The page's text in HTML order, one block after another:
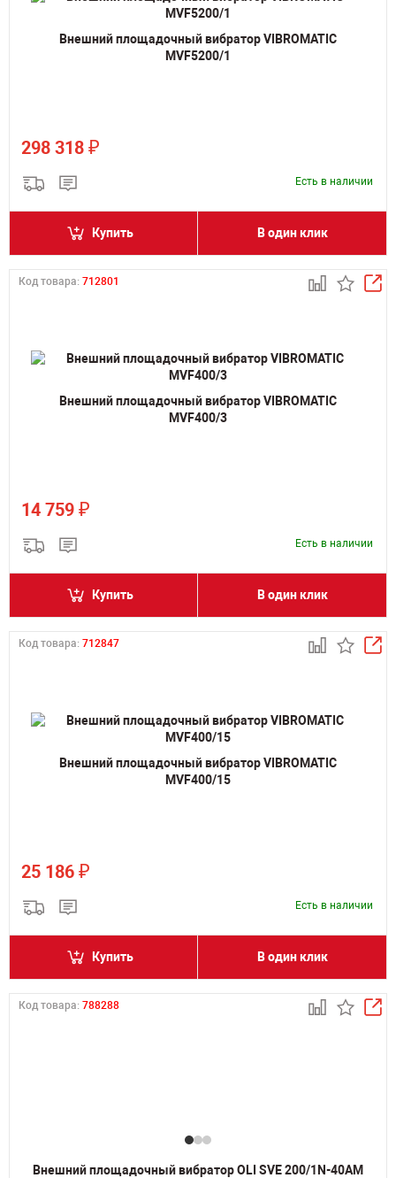
Внешний площадочный вибратор VIBROMATIC
MVF5200/1
298 318 ₽
Есть в наличии
Купить В один клик
Код товара: 712801
Внешний площадочный вибратор VIBROMATIC
MVF400/3
14 759 ₽
Есть в наличии
Купить В один клик
Код товара: 712847
Внешний площадочный вибратор VIBROMATIC
MVF400/15
25 186 ₽
Есть в наличии
Купить В один клик
Код товара: 788288
Внешний площадочный вибратор OLI SVE 200/1N-40AM